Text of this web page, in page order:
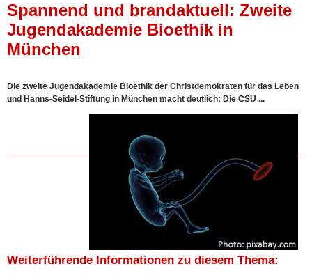
Spannend und brandaktuell: Zweite
Jugendakademie Bioethik in
München
Die zweite Jugendakademie Bioethik der Christdemokraten für das Leben
und Hanns-Seidel-Stiftung in München macht deutlich: Die CSU ...
Weiterführende Informationen zu diesem Thema: